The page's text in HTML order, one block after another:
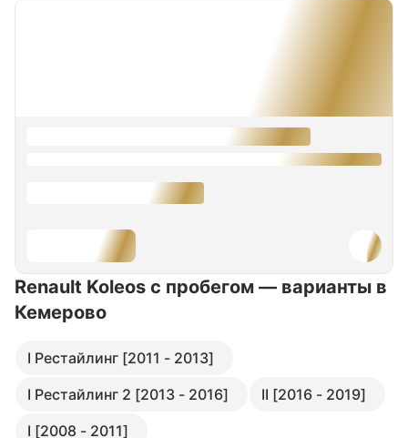
Renault Koleos с пробегом — варианты в
Кемерово
I Рестайлинг [2011 - 2013]
I Рестайлинг 2 [2013 - 2016]
II [2016 - 2019]
I [2008 - 2011]